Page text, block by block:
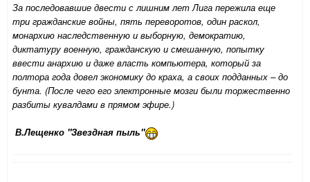
За последовавшие двести с лишним лет Лига пережила еще
три гражданские войны, пять переворотов, один раскол,
монархию наследственную и выборную, демократию,
диктатуру военную, гражданскую и смешанную, попытку
ввести анархию и даже власть компьютера, который за
полтора года довел экономику до краха, а своих подданных – до
бунта. (После чего его электронные мозги были торжественно
разбиты кувалдами в прямом эфире.)
В.Лещенко "Звездная пыль"